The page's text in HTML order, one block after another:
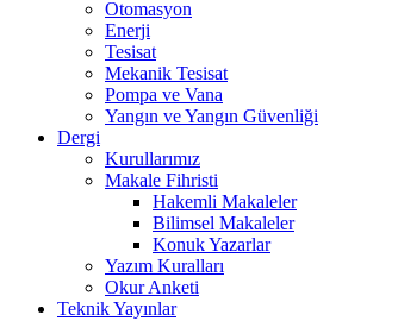
Otomasyon
Enerji
Tesisat
Mekanik Tesisat
Pompa ve Vana
Yangın ve Yangın Güvenliği
Dergi
Kurullarımız
Makale Fihristi
Hakemli Makaleler
Bilimsel Makaleler
Konuk Yazarlar
Yazım Kuralları
Okur Anketi
Teknik Yayınlar